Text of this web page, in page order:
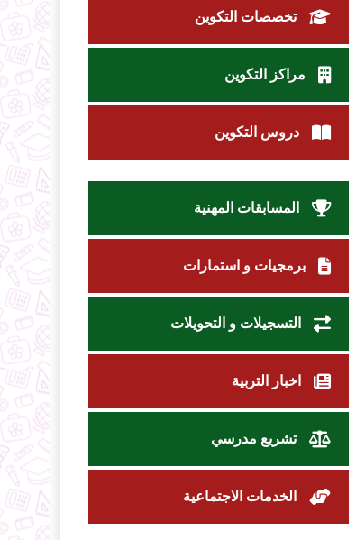
تخصصات التكوين
مراكز التكوين
دروس التكوين
المسابقات المهنية
برمجيات و استمارات
التسجيلات و التحويلات
اخبار التربية
تشريع مدرسي
الخدمات الاجتماعية